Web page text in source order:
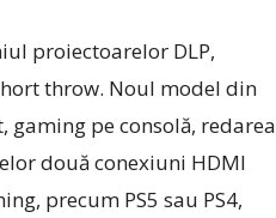
proiectoarelor DLP,
throw. Noul model din
pe consolă, redarea
două conexiuni HDMI
precum PS5 sau PS4,